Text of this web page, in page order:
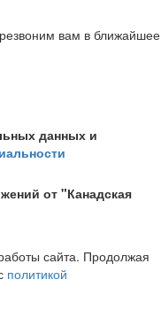
вам в ближайшее
данных и
от "Канадская
сайта. Продолжая
политикой